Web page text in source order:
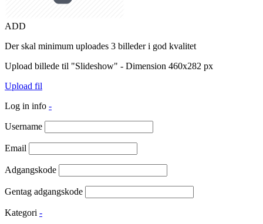
ADD
Der skal minimum uploades 3 billeder i god kvalitet
Upload billede til "Slideshow" - Dimension 460x282 px
Upload fil
Log in info -
Username
Email
Adgangskode
Gentag adgangskode
Kategori -